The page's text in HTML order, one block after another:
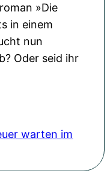
»Die
in einem
nun
Oder seid ihr